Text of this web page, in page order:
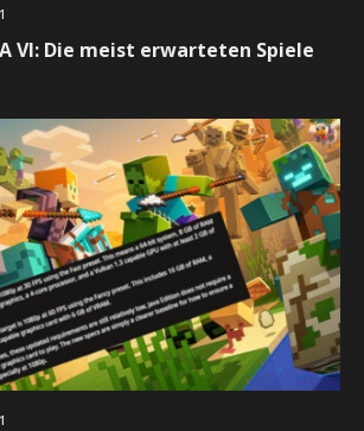
VI: Die meist erwarteten Spiele